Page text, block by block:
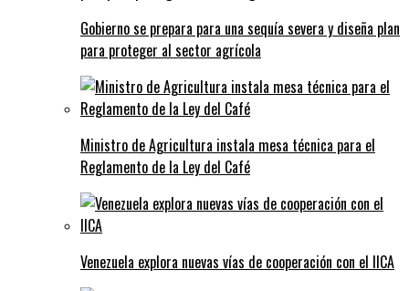
Gobierno se prepara para una sequía severa y diseña plan
para proteger al sector agrícola
Ministro de Agricultura instala mesa técnica para el
Reglamento de la Ley del Café
Venezuela explora nuevas vías de cooperación con el IICA